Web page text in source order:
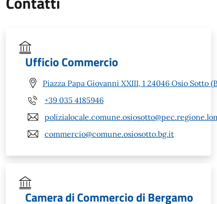
Ufficio Commercio
Piazza Papa Giovanni XXIII, 1 24046 Osio Sotto
+39 035 4185946
commercio@comune.osiosotto.bg.it
Camera di Commercio di Bergamo